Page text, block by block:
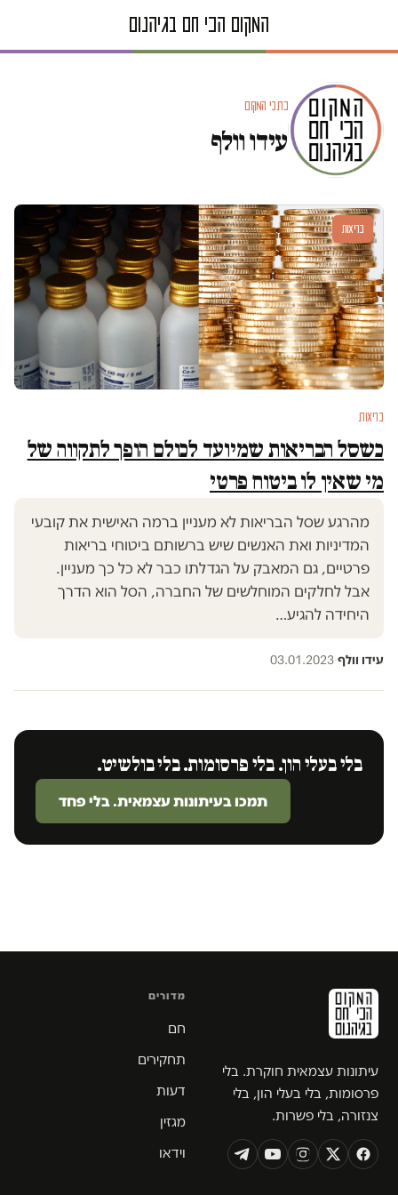
כתבי המקום
עידו וולף
בריאות
בריאות
כשסל הבריאות שמיועד לכולם הופך לתקווה של
מי שאין לו ביטוח פרטי
מהרגע שסל הבריאות לא מעניין ברמה האישית את קובעי
המדיניות ואת האנשים שיש ברשותם ביטוחי בריאות
פרטיים, גם המאבק על הגדלתו כבר לא כל כך מעניין.
אבל לחלקים המוחלשים של החברה, הסל הוא הדרך
היחידה להגיע…
עידו וולף·
03.01.2023
בלי בעלי הון. בלי פרסומות. בלי בולשיט.
תמכו בעיתונות עצמאית. בלי פחד
עיתונות עצמאית חוקרת. בלי
פרסומות, בלי בעלי הון, בלי
צנזורה, בלי פשרות.
מדורים
חם
תחקירים
דעות
מגזין
וידאו